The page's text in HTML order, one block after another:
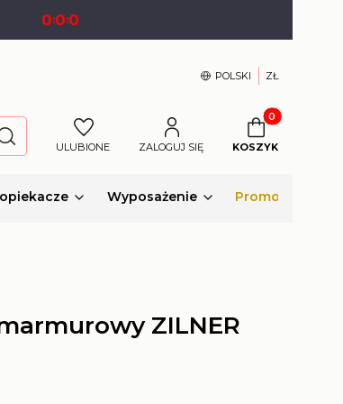
0:0:0
POLSKI ZŁ
Szukaj ULUBIONE ZALOGUJ SIĘ
Produkty w
KOSZYK
Wyposażenie Promocje
ZILNER